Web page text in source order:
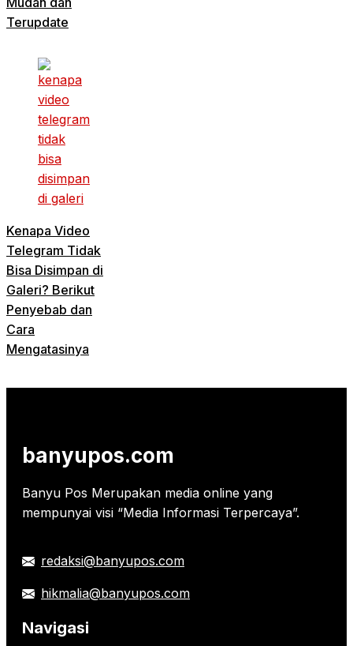
Terupdate
Kenapa Video
Telegram Tidak
Bisa Disimpan di
Galeri? Berikut
Penyebab dan
Cara
Mengatasinya
banyupos.com
Banyu Pos Merupakan media online yang
mempunyai visi “Media Informasi Terpercaya”.
redaksi@banyupos.com
hikmalia@banyupos.com
Navigasi